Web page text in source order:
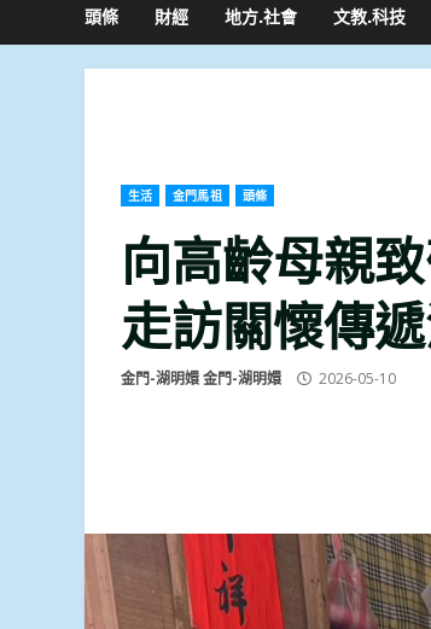
頭條 財經 地方.社會 文教.科技
生活 金門馬祖 頭條
向高齡母親
走訪關懷傳
金門-湖明嬛 金門-湖明嬛 2026-05-10